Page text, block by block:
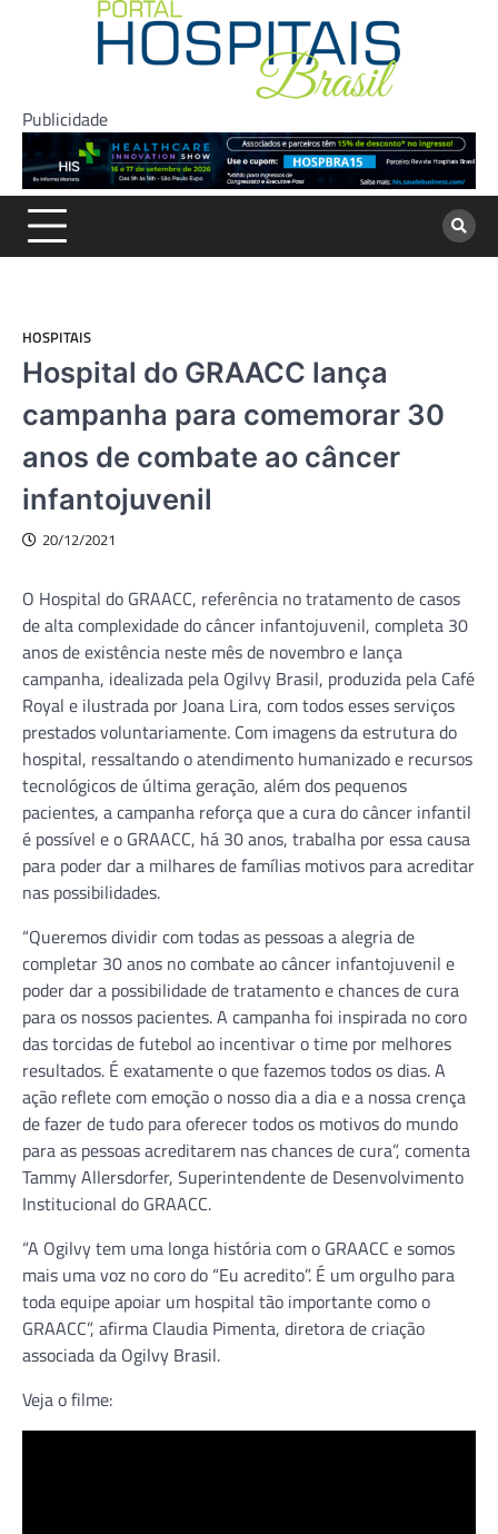
Publicidade
HOSPITAIS
Hospital do GRAACC lança
campanha para comemorar 30
anos de combate ao câncer
infantojuvenil
20/12/2021
O Hospital do GRAACC, referência no tratamento de casos
de alta complexidade do câncer infantojuvenil, completa 30
anos de existência neste mês de novembro e lança
campanha, idealizada pela Ogilvy Brasil, produzida pela Café
Royal e ilustrada por Joana Lira, com todos esses serviços
prestados voluntariamente. Com imagens da estrutura do
hospital, ressaltando o atendimento humanizado e recursos
tecnológicos de última geração, além dos pequenos
pacientes, a campanha reforça que a cura do câncer infantil
é possível e o GRAACC, há 30 anos, trabalha por essa causa
para poder dar a milhares de famílias motivos para acreditar
nas possibilidades.
“Queremos dividir com todas as pessoas a alegria de
completar 30 anos no combate ao câncer infantojuvenil e
poder dar a possibilidade de tratamento e chances de cura
para os nossos pacientes. A campanha foi inspirada no coro
das torcidas de futebol ao incentivar o time por melhores
resultados. É exatamente o que fazemos todos os dias. A
ação reflete com emoção o nosso dia a dia e a nossa crença
de fazer de tudo para oferecer todos os motivos do mundo
para as pessoas acreditarem nas chances de cura”, comenta
Tammy Allersdorfer, Superintendente de Desenvolvimento
Institucional do GRAACC.
“A Ogilvy tem uma longa história com o GRAACC e somos
mais uma voz no coro do “Eu acredito”. É um orgulho para
toda equipe apoiar um hospital tão importante como o
GRAACC”, afirma Claudia Pimenta, diretora de criação
associada da Ogilvy Brasil.
Veja o filme: